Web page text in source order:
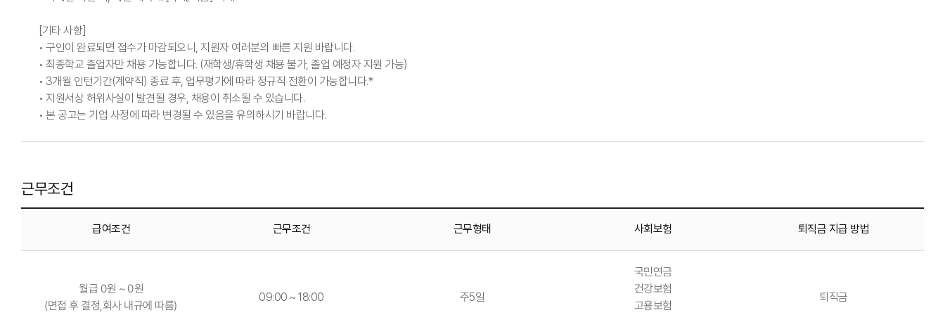
[기타 사항]
• 구인이 완료되면 접수가 마감되오니, 지원자 여러분의 빠른 지원 바랍니다.
• 최종학교 졸업자만 채용 가능합니다. (재학생/휴학생 채용 불가, 졸업 예정자 지원 가능)
• 3개월 인턴기간(계약직) 종료 후, 업무평가에 따라 정규직 전환이 가능합니다.*
• 지원서상 허위사실이 발견될 경우, 채용이 취소될 수 있습니다.
• 본 공고는 기업 사정에 따라 변경될 수 있음을 유의하시기 바랍니다.
근무조건
급여조건 근무조건 근무형태 사회보험 퇴직금 지급 방법
월급 0원 ~ 0원
(면접 후 결정,회사 내규에 따름)
09:00 ~ 18:00 주5일
국민연금
건강보험
고용보험
퇴직금